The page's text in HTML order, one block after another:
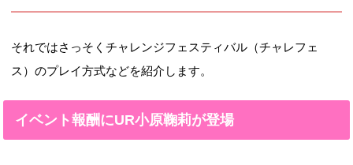
それではさっそくチャレンジフェスティバル（チャレフェ
ス）のプレイ方式などを紹介します。
イベント報酬にUR小原鞠莉が登場